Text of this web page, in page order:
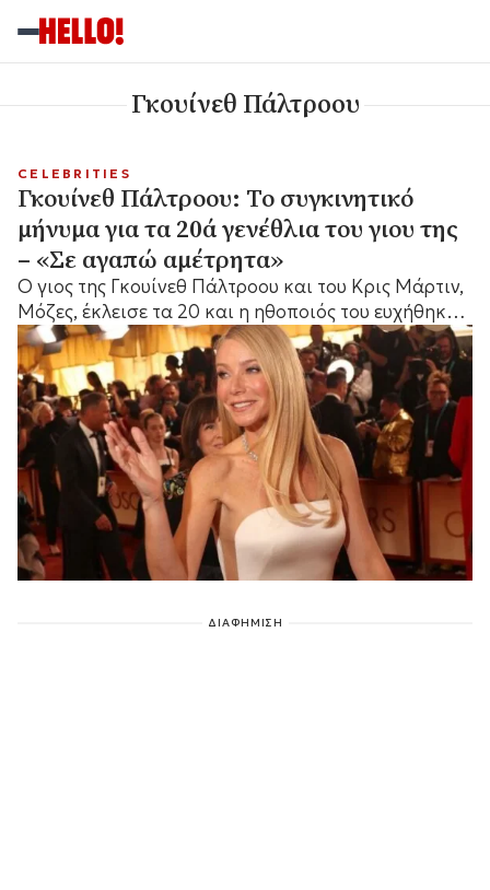
Γκουίνεθ Πάλτροου
CELEBRITIES
Γκουίνεθ Πάλτροου: Το συγκινητικό
μήνυμα για τα 20ά γενέθλια του γιου της
– «Σε αγαπώ αμέτρητα»
Ο γιος της Γκουίνεθ Πάλτροου και του Κρις Μάρτιν,
Μόζες, έκλεισε τα 20 και η ηθοποιός του ευχήθηκε
με μια τρυφερή ανάρτηση στο Instagram.
ΔΙΑΦΗΜΙΣΗ